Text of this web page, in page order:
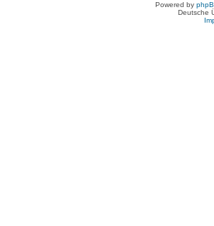
Powered by
Deutsche